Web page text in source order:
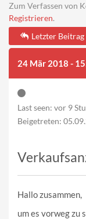
Zum Verfassen von
Registrieren.
Letzter Beitrag
24 Mär 2018 -
Last seen: vor 9
Beigetreten:
Hallo zusammen,
um es vorweg zu